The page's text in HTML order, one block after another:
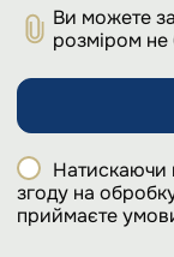
Ви можете
розміром
Натискаючи
згоду на
приймаєте